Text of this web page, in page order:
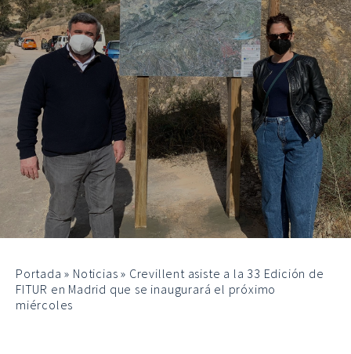
Portada » Noticias » Crevillent asiste a la 33 Edición de
FITUR en Madrid que se inaugurará el próximo
miércoles